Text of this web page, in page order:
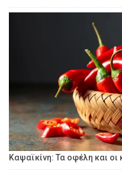
Καψαϊκίνη: Τα οφέλη και οι